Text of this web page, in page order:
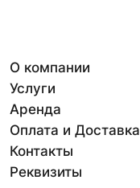
О компании
Услуги
Аренда
Оплата и Доставка
Контакты
Реквизиты